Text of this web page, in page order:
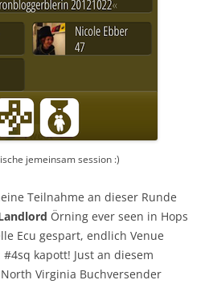
jemeinsam session :)
Teilnahme an dieser Runde
Örning ever seen in Hops
Ecu gespart, endlich Venue
kapott! Just an diesem
Virginia Buchversender